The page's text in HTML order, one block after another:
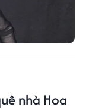
nhà Hoa